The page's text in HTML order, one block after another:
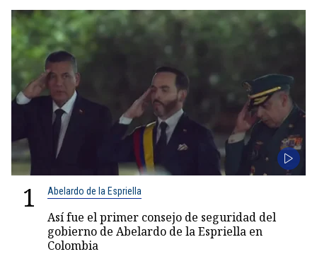
1 Abelardo de la Espriella
Así fue el primer consejo de seguridad del
gobierno de Abelardo de la Espriella en
Colombia